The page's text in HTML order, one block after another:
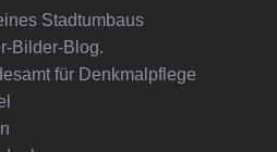
Stadtumbaus
Bilder-Blog.
für Denkmalpflege